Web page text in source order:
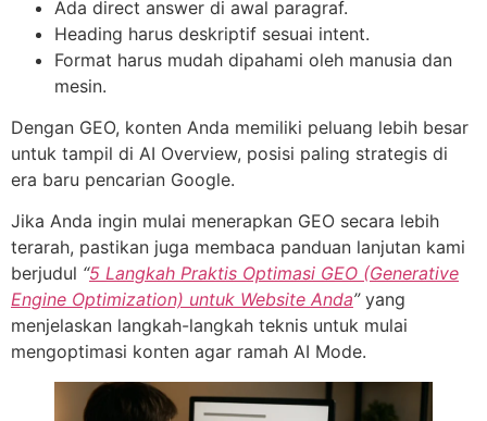
Ada direct answer di awal paragraf.
Heading harus deskriptif sesuai intent.
Format harus mudah dipahami oleh manusia dan
mesin.
Dengan GEO, konten Anda memiliki peluang lebih besar
untuk tampil di AI Overview, posisi paling strategis di
era baru pencarian Google.
Jika Anda ingin mulai menerapkan GEO secara lebih
terarah, pastikan juga membaca panduan lanjutan kami
berjudul “5 Langkah Praktis Optimasi GEO (Generative
Engine Optimization) untuk Website Anda”yang
menjelaskan langkah-langkah teknis untuk mulai
mengoptimasi konten agar ramah AI Mode.